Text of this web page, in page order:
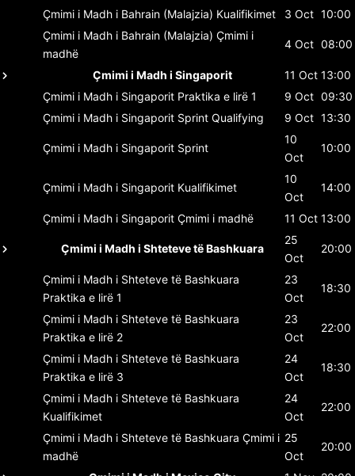
Çmimi i Madh i Bahrain (Malajzia) Kualifikimet 3 Oct 10:00
Çmimi i Madh i Bahrain (Malajzia) Çmimi i
madhë
4 Oct 08:00
Çmimi i Madh i Singaporit 11 Oct 13:00
Çmimi i Madh i Singaporit Praktika e lirë 1 9 Oct 09:30
Çmimi i Madh i Singaporit Sprint Qualifying 9 Oct 13:30
Çmimi i Madh i Singaporit Sprint
10
Oct
10:00
Çmimi i Madh i Singaporit Kualifikimet
10
Oct
14:00
Çmimi i Madh i Singaporit Çmimi i madhë 11 Oct 13:00
Çmimi i Madh i Shteteve të Bashkuara
25
Oct
20:00
Çmimi i Madh i Shteteve të Bashkuara
Praktika e lirë 1
23
Oct
18:30
Çmimi i Madh i Shteteve të Bashkuara
Praktika e lirë 2
23
Oct
22:00
Çmimi i Madh i Shteteve të Bashkuara
Praktika e lirë 3
24
Oct
18:30
Çmimi i Madh i Shteteve të Bashkuara
Kualifikimet
24
Oct
22:00
Çmimi i Madh i Shteteve të Bashkuara Çmimi i
madhë
25
Oct
20:00